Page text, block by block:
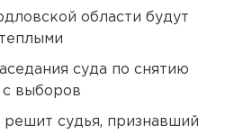
области будут
суда по снятию
с выборов
решит судья, признавший